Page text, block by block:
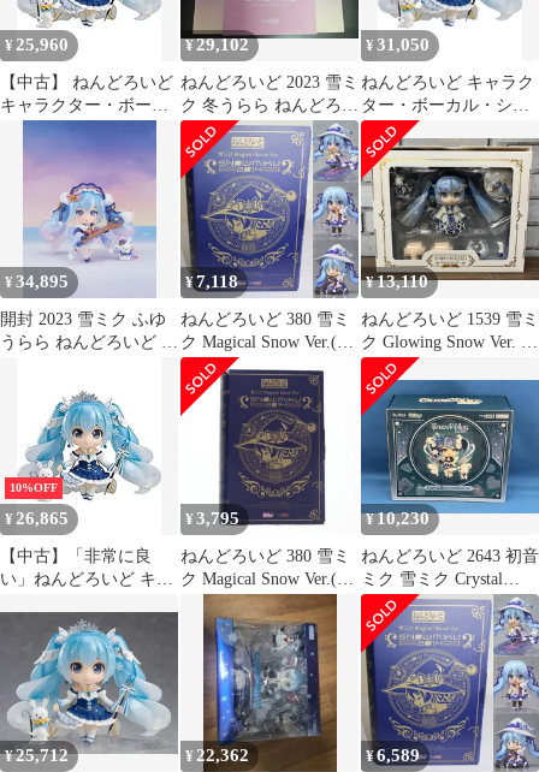
ーフェスティバル2020
冬＆GOODSMILE
ONLINE SHOP限定
可動フィギュア
p706p5g
¥ 25,960
【中古】 ねんどろいど
キャラクター・ボーカ
ル・シリーズ01 初音ミ
ク 雪ミク Snow Princess
Ver. ノンスケール
ABS&PVC製 塗装済み
可動フィギュア
¥29,102
ねんどろいど 2023 雪ミ
ク 冬うらら ねんどろい
ど ポップ 出品
¥31,050
ねんどろいど キャラク
ター・ボーカル・シリ
ーズ01 初音ミク 雪ミク
Snow Princess Ver. ノン
スケール ABS&PVC製
塗装済み可動フィギュ
ア(中古品)
¥34,895
開封 2023 雪ミク ふゆ
うらら ねんどろいど 初
¥7,118
ねんどろいど 380 雪ミ
ク Magical Snow Ver.(マ
ジカルスノーバージョ
ン) キャラクター・ボ
ーカル・シリーズ 01 初
音ミク 完成品 可動フィ
ギュア イベント
&GOODSMILE
ONLINE SHOP限定 グ
ッドスマイルカンパニ
ー
¥13,110
ねんどろいど 1539 雪ミ
ク Glowing Snow Ver. グ
ッスマオンライン限定
ボｰカロイド/ねんどろ
いど
10%OFF
¥ 26,865
【中古】「非常に良
い」ねんどろいど キャ
シリーズ01 初音ミク 雪
ミク Snow Princess Ver.
ノンスケール
ABS&PVC製 塗装済み
可動フィギュア
¥3,795
ねんどろいど 380 雪ミ
ク Magical Snow Ver.(マ
ジカルスノーバージョ
ン) キャラクター・ボ
ーカル・シリーズ 01 初
音ミク 完成品 可動フィ
ギュア イベント
&GOODSMILE
ONLINE SHOP限定 グ
ッドスマイルカンパニ
¥10,230
ねんどろいど 2643 初音
ミク 雪ミク Crystal
Snow Ver. WF2025冬先
行販売 ボーカロイド
¥25,712 ¥ 22,362 ¥6,589